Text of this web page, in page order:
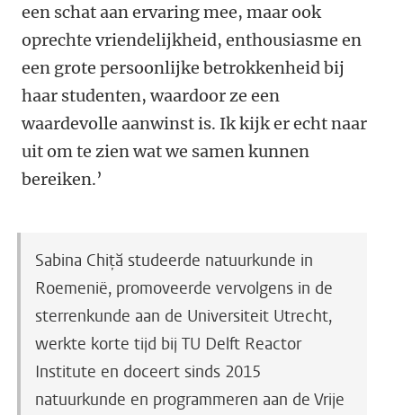
een schat aan ervaring mee, maar ook
oprechte vriendelijkheid, enthousiasme en
een grote persoonlijke betrokkenheid bij
haar studenten, waardoor ze een
waardevolle aanwinst is. Ik kijk er echt naar
uit om te zien wat we samen kunnen
bereiken.’
Sabina Chiță studeerde natuurkunde in
Roemenië, promoveerde vervolgens in de
sterrenkunde aan de Universiteit Utrecht,
werkte korte tijd bij TU Delft Reactor
Institute en doceert sinds 2015
natuurkunde en programmeren aan de Vrije